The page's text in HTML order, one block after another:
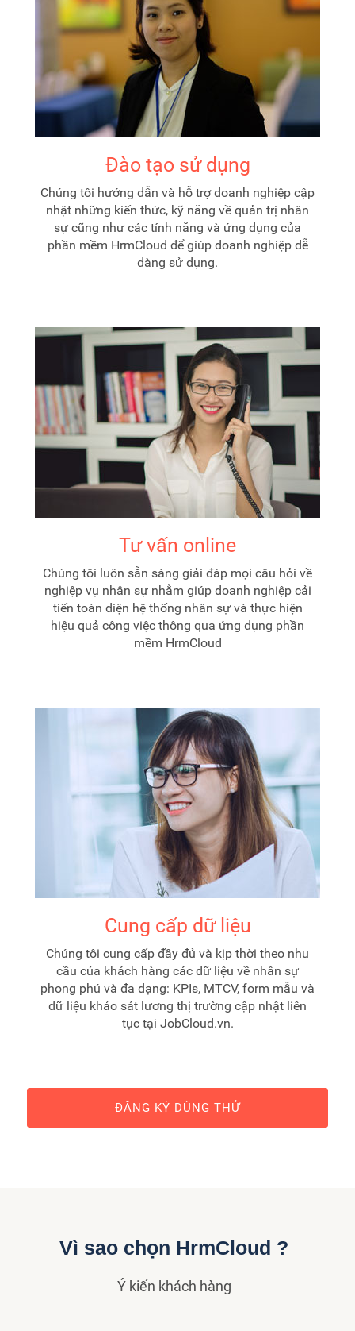
Đào tạo sử dụng
Chúng tôi hướng dẫn và hỗ trợ doanh nghiệp cập
nhật những kiến thức, kỹ năng về quản trị nhân
sự cũng như các tính năng và ứng dụng của
phần mềm HrmCloud để giúp doanh nghiệp dễ
dàng sử dụng.
Tư vấn online
Chúng tôi luôn sẵn sàng giải đáp mọi câu hỏi về
nghiệp vụ nhân sự nhằm giúp doanh nghiệp cải
tiến toàn diện hệ thống nhân sự và thực hiện
hiệu quả công việc thông qua ứng dụng phần
mềm HrmCloud
Cung cấp dữ liệu
Chúng tôi cung cấp đầy đủ và kịp thời theo nhu
cầu của khách hàng các dữ liệu về nhân sự
phong phú và đa dạng: KPIs, MTCV, form mẫu và
dữ liệu khảo sát lương thị trường cập nhật liên
tục tại JobCloud.vn.
ĐĂNG KÝ DÙNG THỬ
Vì sao chọn HrmCloud ?
Ý kiến khách hàng